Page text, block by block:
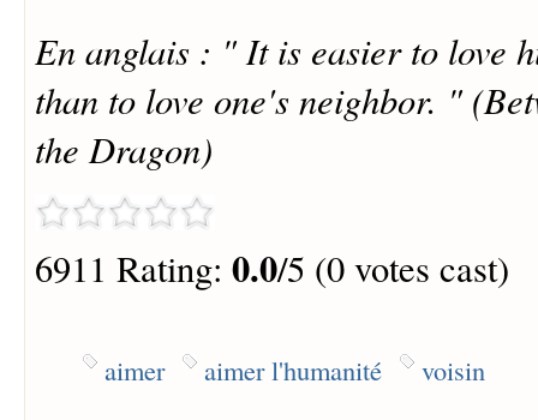
En anglais : " It is easier to love
than to love one's neighbor. "
the Dragon)
6911 Rating: 0.0/5 (0 votes cast)
aimer aimer l'humanité voisin